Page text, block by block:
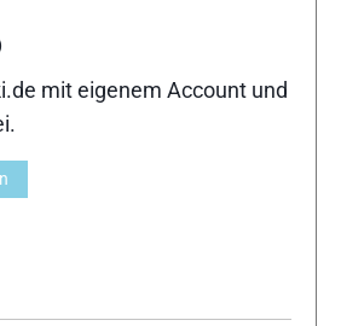
v/m/h (mm): 51/47/49]
der auch außerhalb der Spur
an die Technik.]
und
mit eigenem Account und